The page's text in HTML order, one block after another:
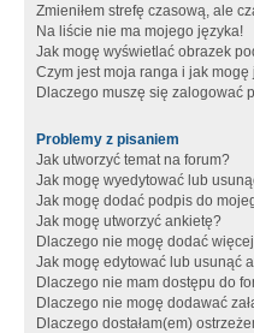
Zmieniłem strefę czasową, ale
Na liście nie ma mojego języka!
Jak mogę wyświetlać obrazek
Czym jest moja ranga i jak mogę
Dlaczego muszę się zalogować
Problemy z pisaniem
Jak utworzyć temat na forum?
Jak mogę wyedytować lub
Jak mogę dodać podpis do
Jak mogę utworzyć ankietę?
Dlaczego nie mogę dodać
Jak mogę edytować lub usunąć
Dlaczego nie mam dostępu do
Dlaczego nie mogę dodawać
Dlaczego dostałam(em)